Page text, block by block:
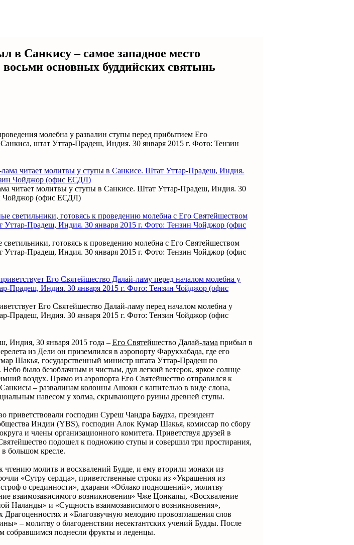
в Санкису – самое западное место
основных буддийских святынь
молебна у развалин ступы перед прибытием Его
штат Уттар-Прадеш, Индия. 30 января 2015 г. Фото: Тензин
читает молитвы у ступы в Санкисе. Штат Уттар-Прадеш, Индия. 30
Чойджор (офис ЕСДЛ)
готовясь к проведению молебна с Его Святейшеством
Уттар-Прадеш, Индия. 30 января 2015 г. Фото: Тензин Чойджор (офис
Его Святейшество Далай-ламу перед началом молебна у
Прадеш, Индия. 30 января 2015 г. Фото: Тензин Чойджор (офис
Индия, 30 января 2015 года – Его Святейшество Далай-лама прибыл в
из Дели он приземлился в аэропорту Фарукхабада, где его
Шакья, государственный министр штата Уттар-Прадеш по
было безоблачным и чистым, дул легкий ветерок, яркое солнце
воздух. Прямо из аэропорта Его Святейшество отправился к
– развалинам колонны Ашоки с капителью в виде слона,
навесом у холма, скрывающего руины древней ступы.
приветствовали господин Суреш Чандра Баудха, президент
Индии (YBS), господин Алок Кумар Шакья, комиссар по сбору
и члены организационного комитета. Приветствуя друзей в
подошел к подножию ступы и совершил три простирания,
в большом кресле.
молитв и восхвалений Будде, и ему вторили монахи из
«Сутру сердца», приветственные строки из «Украшения из
о срединности», дхарани «Облако подношений», молитву
взаимозависимого возникновения» Чже Цонкапы, «Восхваление
Наланды» и «Сущность взаимозависимого возникновения»,
Драгоценностях и «Благозвучную мелодию провозглашения слов
– молитву о благоденствии несектантских учений Будды. После
собравшимся поднесли фрукты и леденцы.